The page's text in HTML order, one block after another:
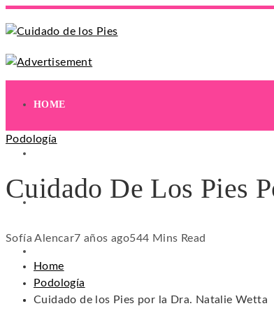
HOME
REMEDIOS NATURALES
Podología
Cuidado De Los Pies
Sofía Alencar7 años ago544 Mins Read
Home
Podología
Cuidado de los Pies por la Dra. Natalie Wetta